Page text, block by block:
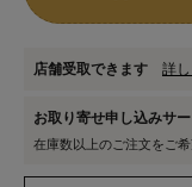
店舗受取できます 詳
お取り寄せ申し込みサ
在庫数以上のご注文をご